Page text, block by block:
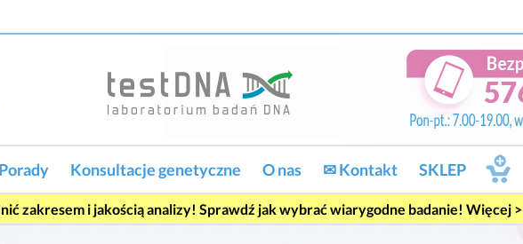
Porady Konsultacje genetyczne O nas ✉ Kontakt SKLEP
zakresem i jakością analizy! Sprawdź jak wybrać wiarygodne badanie! Więcej >